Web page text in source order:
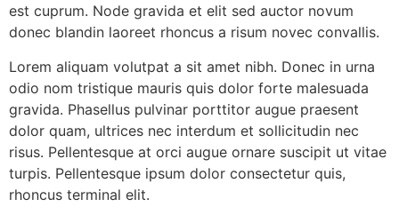
est cuprum. Node gravida et elit sed auctor novum
donec blandin laoreet rhoncus a risum novec convallis.
Lorem aliquam volutpat a sit amet nibh. Donec in urna
odio nom tristique mauris quis dolor forte malesuada
gravida. Phasellus pulvinar porttitor augue praesent
dolor quam, ultrices nec interdum et sollicitudin nec
risus. Pellentesque at orci augue ornare suscipit ut vitae
turpis. Pellentesque ipsum dolor consectetur quis,
rhoncus terminal elit.